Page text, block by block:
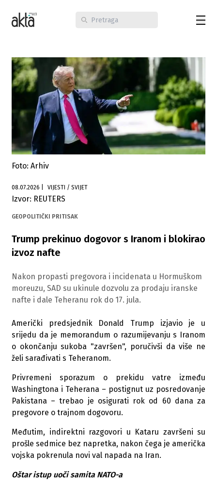
Foto: Arhiv
08.07.2026 VIJESTI / SVIJET
Izvor: REUTERS
GEOPOLITIČKI PRITISAK
Trump prekinuo dogovor s Iranom i blokirao
izvoz nafte
Nakon propasti pregovora i incidenata u Hormuškom
moreuzu, SAD su ukinule dozvolu za prodaju iranske
nafte i dale Teheranu rok do 17. jula.
Američki predsjednik Donald Trump izjavio je u
srijedu da je memorandum o razumijevanju s Iranom
o okončanju sukoba "završen", poručivši da više ne
želi sarađivati s Teheranom.
Privremeni sporazum o prekidu vatre između
Washingtona i Teherana – postignut uz posredovanje
Pakistana – trebao je osigurati rok od 60 dana za
pregovore o trajnom dogovoru.
Međutim, indirektni razgovori u Kataru završeni su
prošle sedmice bez napretka, nakon čega je američka
vojska pokrenula novi val napada na Iran.
Oštar istup uoči samita NATO-a